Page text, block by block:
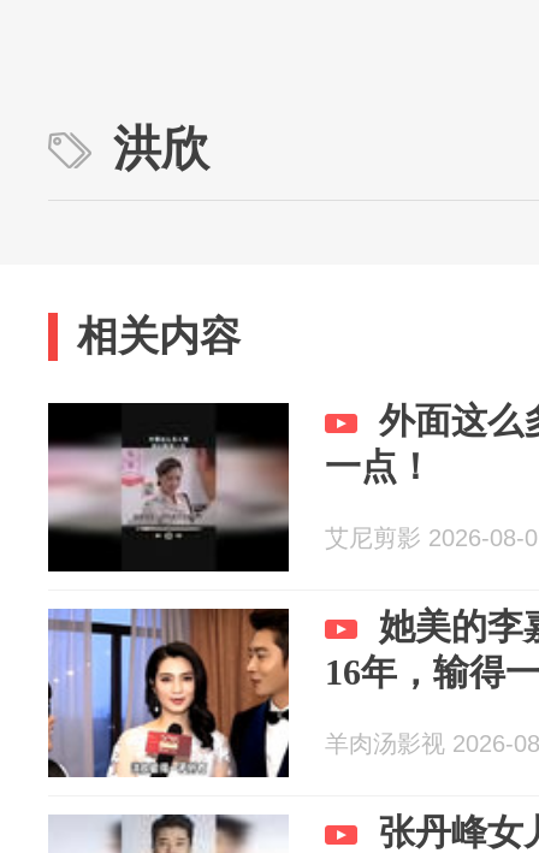
洪欣
相关内容
外面这么
一点！
艾尼剪影 2026-08-
她美的李
16年，输得
羊肉汤影视 2026-
张丹峰女